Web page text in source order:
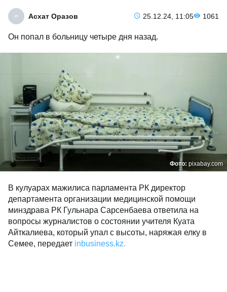
Асхат Оразов 25.12.24, 11:05 1061
Он попал в больницу четыре дня назад.
Фото: pixabay.com
В кулуарах мажилиса парламента РК директор
департамента организации медицинской помощи
минздрава РК Гульнара Сарсенбаева ответила на
вопросы журналистов о состоянии учителя Куата
Айткалиева, который упал с высоты, наряжая елку в
Семее, передает inbusiness.kz.